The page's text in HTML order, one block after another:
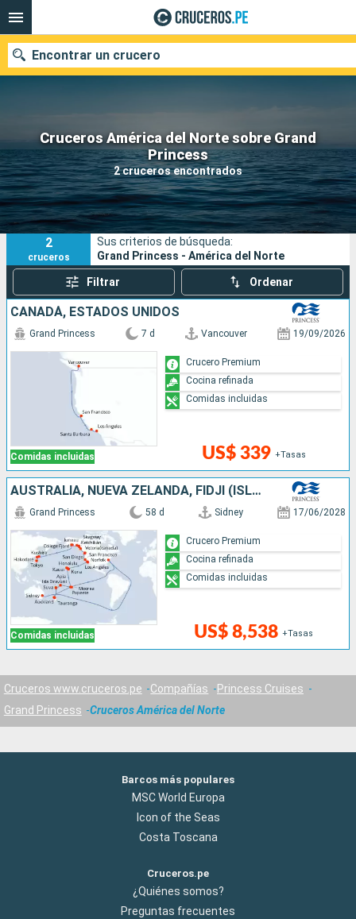
Cruceros América del Norte sobre Grand
Princess
2 cruceros encontrados
Encontrar un crucero
Nuestros destinos
Fecha de salida
Puertos Compañías
Buscar
2
cruceros
Sus criterios de búsqueda:
Grand Princess - América del Norte
Filtrar Ordenar
CANADÁ, ESTADOS UNIDOS
Comidas incluidas
Grand Princess 7 d Vancouver 19/09/2026
US$ 339 +Tasas
Crucero Premium
Cocina refinada
Comidas incluidas
AUSTRALIA, NUEVA ZELANDA, FIDJI (ISLAS), SAMOA, FRANCIA, CANADÁ, ESTADOS UNIDOS, JAPÓN
Comidas incluidas
Grand Princess 58 d Sidney 17/06/2028
US$ 8,538 +Tasas
Crucero Premium
Cocina refinada
Comidas incluidas
Cruceros www.cruceros.pe Compañías
Princess Cruises
Grand Princess
Cruceros América del Norte
Barcos más populares
MSC World Europa
Icon of the Seas
Costa Toscana
Cruceros.pe
¿Quiénes somos?
Preguntas frecuentes